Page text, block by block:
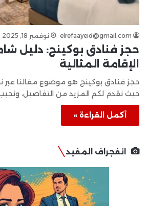
elrefaayeid@gmail.com نوفمبر 18, 2025
حجز فنادق بوكينج: دليل
الإقامة المثالية
حجز فنادق بوكينج هو موضوع مقالنا عبر
حيث نقدم لكم المزيد من التفاصيل،
أكمل القراءة »
انفجراف المفيد